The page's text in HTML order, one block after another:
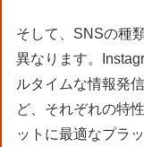
そして、SNSの種
異なります。
ルタイムな情報発
ど、それぞれの特
ットに最適なプラ